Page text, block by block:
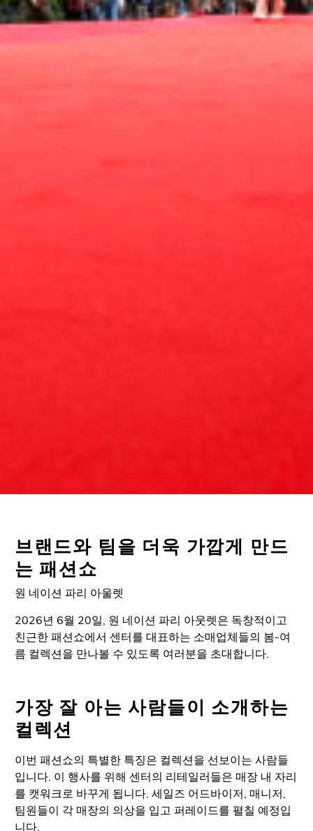
브랜드와 팀을 더욱 가깝게 만드
는 패션쇼
원 네이션 파리 아울렛
2026년 6월 20일, 원 네이션 파리 아웃렛은 독창적이고
친근한 패션쇼에서 센터를 대표하는 소매업체들의 봄-여
름 컬렉션을 만나볼 수 있도록 여러분을 초대합니다.
가장 잘 아는 사람들이 소개하는
컬렉션
이번 패션쇼의 특별한 특징은 컬렉션을 선보이는 사람들
입니다. 이 행사를 위해 센터의 리테일러들은 매장 내 자리
를 캣워크로 바꾸게 됩니다. 세일즈 어드바이저, 매니저,
팀원들이 각 매장의 의상을 입고 퍼레이드를 펼칠 예정입
니다.